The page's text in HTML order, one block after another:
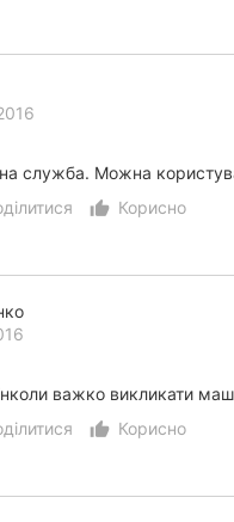
служба. Можна
thumb_up_alt
Корисно
важко викликати
thumb_up_alt
Корисно